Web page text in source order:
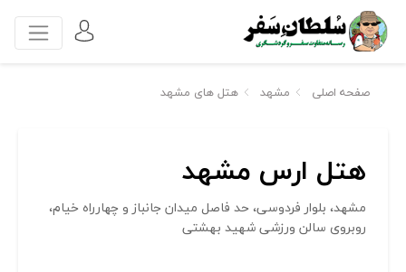
صفحه اصلی مشهد هتل های مشهد
هتل ارس مشهد
مشهد، بلوار فردوسی، حد فاصل میدان جانباز و چهارراه خیام،
روبروی سالن ورزشی شهید بهشتی